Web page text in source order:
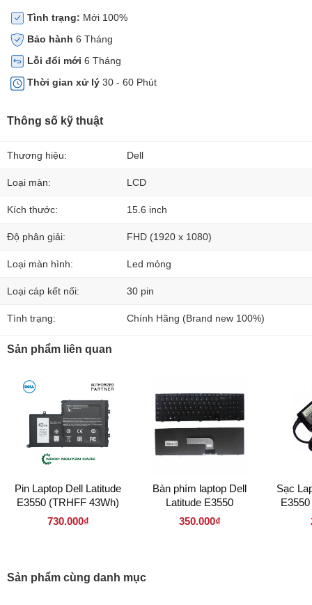
Tình trạng: Mới 100%
Bảo hành 6 Tháng
Lỗi đổi mới 6 Tháng
Thời gian xử lý 30 - 60 Phút
Thông số kỹ thuật
Thương hiệu: Dell
Loại màn: LCD
Kích thước: 15.6 inch
Độ phân giải: FHD (1920 x 1080)
Loại màn hình: Led mỏng
Loại cáp kết nối: 30 pin
Tình trạng: Chính Hãng (Brand new 100%)
Sản phẩm liên quan
Pin Laptop Dell Latitude
E3550 (TRHFF 43Wh)
730.000₫
Bàn phím laptop Dell
Latitude E3550
350.000₫
Sạc
Sản phẩm cùng danh mục